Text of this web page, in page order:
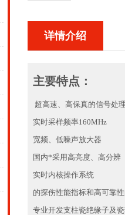
详情介绍
主要特点：
超高速、高保真的信号处
实时采样频率160MHz
宽频、低噪声放大器
国内*采用高亮度、高分辨
实时内核操作系统
的探伤性能指标和高可靠
专业开发支柱瓷绝缘子及